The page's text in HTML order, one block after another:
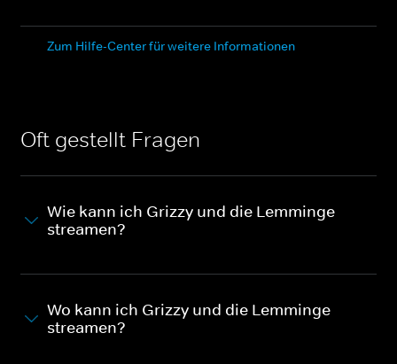
Zum Hilfe-Center für weitere Informationen
Oft gestellt Fragen
Wie kann ich Grizzy und die Lemminge
streamen?
Wo kann ich Grizzy und die Lemminge
streamen?